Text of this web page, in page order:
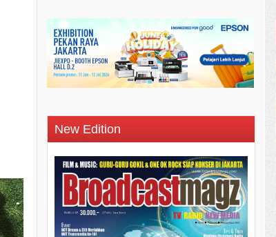
New Edition